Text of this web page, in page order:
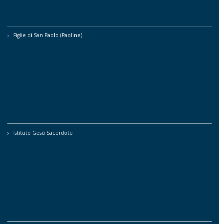
Figlie di San Paolo (Paoline)
Istituto Gesù Sacerdote